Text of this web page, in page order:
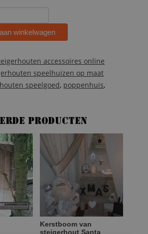
winkelwagen
accessoires online
speelhuizen op maat
houten speelgoed, poppenhuis,
producten
Kerstboom van
steigerhout Santa